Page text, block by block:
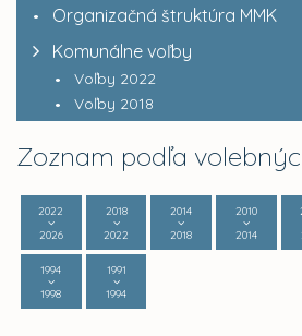
Organizačná štruktúra MMK
Komunálne voľby
Voľby 2022
Voľby 2018
Zoznam podľa
2022
2026
2018
2022
2014
2018
2010
2014
1994
1998
1991
1994